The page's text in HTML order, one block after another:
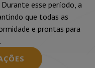
esse período, a
que todas as
e prontas para